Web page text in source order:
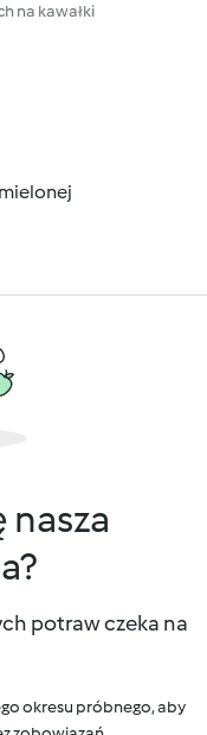
na kawałki
nasza
potraw czeka na
okresu próbnego, aby